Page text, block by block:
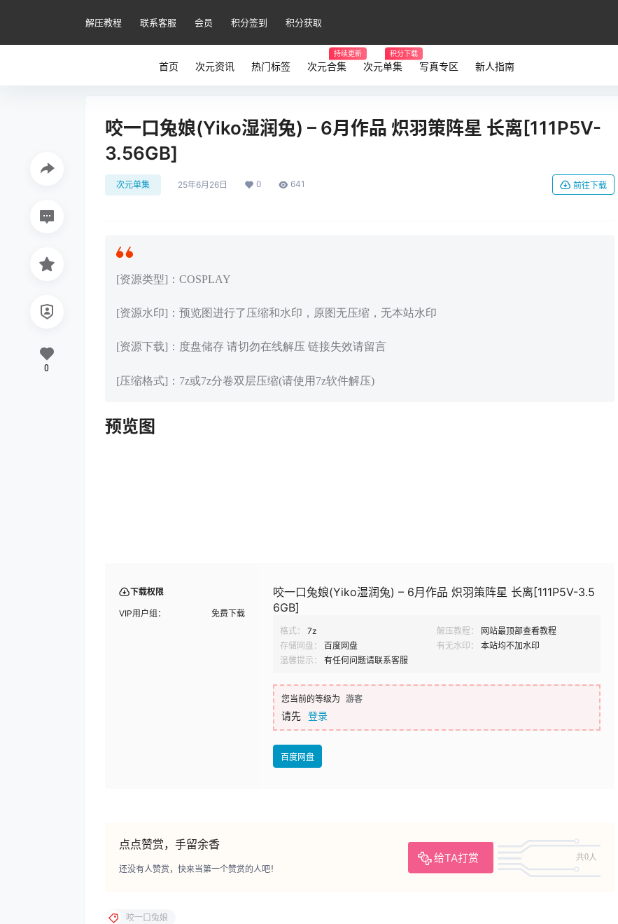
解压教程 联系客服 会员 积分签到 积分获取
首页 次元资讯 热门标签 次元合集
持续更新
次元单集
积分下载
写真专区 新人指南
咬一口兔娘(Yiko湿润兔) – 6月作品 炽羽策阵星 长离[111P5V-
3.56GB]
次元单集 25年6月26日 0 641 前往下载
[资源类型]：COSPLAY
[资源水印]：预览图进行了压缩和水印，原图无压缩，无本站水印
[资源下载]：度盘储存 请切勿在线解压 链接失效请留言
[压缩格式]：7z或7z分卷双层压缩(请使用7z软件解压)
预览图
下载权限
VIP用户组： 免费下载
咬一口兔娘(Yiko湿润兔) – 6月作品 炽羽策阵星 长离[111P5V-3.5
6GB]
格式： 7z 解压教程：
网站最顶部查看教程
存储网盘：
百度网盘 有无水印：
本站均不加水印
温馨提示：
有任何问题请联系客服
您当前的等级为 游客
请先 登录
百度网盘
点点赞赏，手留余香
给TA打赏 共0人
还没有人赞赏，快来当第一个赞赏的人吧！
0
咬一口兔娘